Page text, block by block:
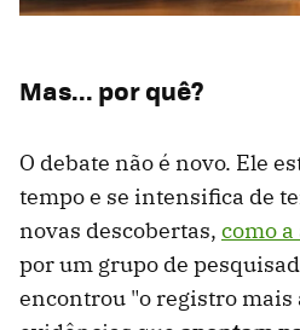
Mas... por quê?
O debate não é novo. Ele
tempo e se intensifica de
novas descobertas, como
por um grupo de
encontrou "o registro mais